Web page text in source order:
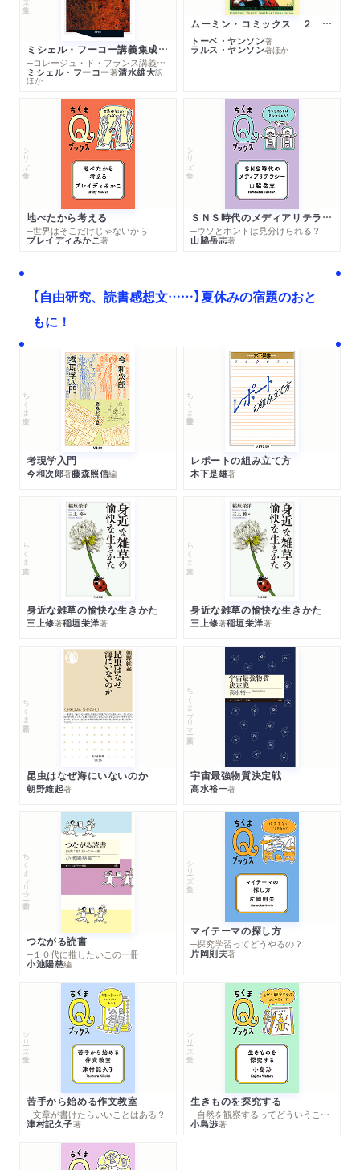
ミシェル・フーコー講義集成１０ 主体性と真理
─コレージュ・ド・フランス講義１９８０－１９８１年度
ミシェル・フーコー著清水雄大訳
ほか
ムーミン・コミックス ２ あこがれの遠い土地
トーベ・ヤンソン著
ラルス・ヤンソン著ほか
シリーズ・全集
地べたから考える
─世界はそこだけじゃないから
ブレイディみかこ著
シリーズ・全集
ＳＮＳ時代のメディアリテラシー
─ウソとホントは見分けられる？
山脇岳志著
【自由研究、読書感想文……】夏休みの宿題のおと
もに！
ちくま文庫
考現学入門
今和次郎著藤森照信編
ちくま学芸文庫
レポートの組み立て方
木下是雄著
ちくま文庫
身近な雑草の愉快な生きかた
三上修著稲垣栄洋著
ちくま文庫
身近な雑草の愉快な生きかた
三上修著稲垣栄洋著
ちくま新書
昆虫はなぜ海にいないのか
朝野維起著
ちくまプリマー新書
宇宙最強物質決定戦
高水裕一著
ちくまプリマー新書
つながる読書
─１０代に推したいこの一冊
小池陽慈編
シリーズ・全集
マイテーマの探し方
─探究学習ってどうやるの？
片岡則夫著
シリーズ・全集
苦手から始める作文教室
─文章が書けたらいいことはある？
津村記久子著
シリーズ・全集
生きものを探究する
─自然を観察するってどういうこと？
小島渉著